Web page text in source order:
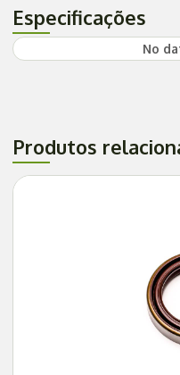
Especificações
No
Produtos